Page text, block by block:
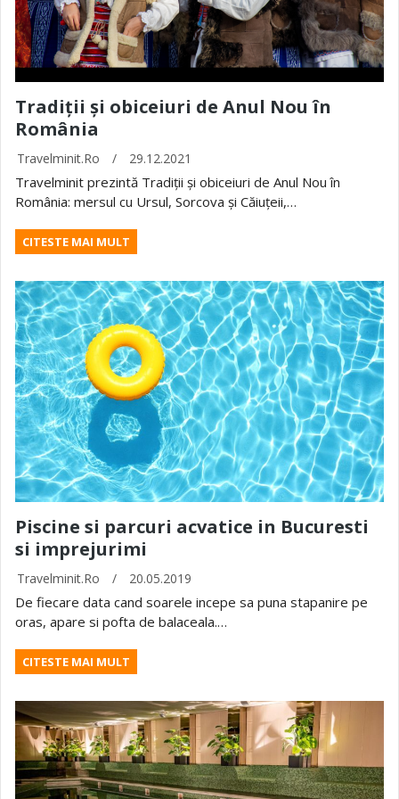
Tradiții și obiceiuri de Anul Nou în
România
Travelminit.ro / 29.12.2021
Travelminit prezintă Tradiții și obiceiuri de Anul Nou în
România: mersul cu Ursul, Sorcova și Căiuțeii,…
CITESTE MAI MULT
Piscine si parcuri acvatice in Bucuresti
si imprejurimi
Travelminit.ro / 20.05.2019
De fiecare data cand soarele incepe sa puna stapanire pe
oras, apare si pofta de balaceala.…
CITESTE MAI MULT